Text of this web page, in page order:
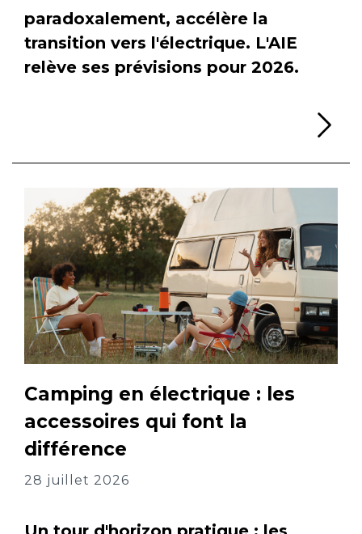
paradoxalement, accélère la
transition vers l'électrique. L'AIE
relève ses prévisions pour 2026.
Camping en électrique : les
accessoires qui font la
différence
28 juillet 2026